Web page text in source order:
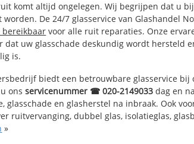
komt altijd ongelegen. Wij begrijpen dat u
De 24/7 glasservice van Glashandel
bereikbaar voor alle ruit reparaties. Onze
dat uw glasschade deskundig wordt hersteld
is.
biedt een betrouwbare glasservice bij
u onsservicenummer ☎ 020-2149033 dag en
glasschade en glasherstel na inbraak. Ook
ruitvervanging, dubbel glas, isolatieglas,
»